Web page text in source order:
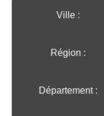
Ville :️
Région :️
Département :